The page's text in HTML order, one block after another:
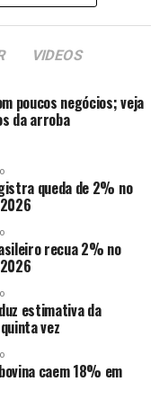
o Fórum Estadual de
VIDEOS
poucos negócios; veja
da arroba
queda de 2% no
recua 2% no
estimativa da
vez
caem 18% em